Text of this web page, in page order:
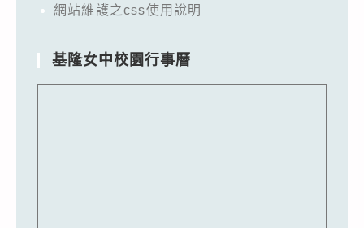
網站維護之css使用說明
基隆女中校園行事曆